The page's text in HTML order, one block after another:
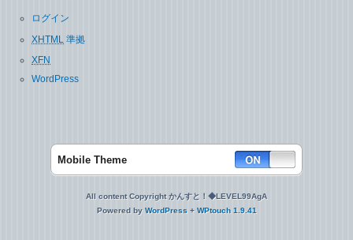
ログイン
XHTML 準拠
XFN
WordPress
Mobile Theme
All content Copyright かんすと！◆LEVEL99AgA
Powered by WordPress+ WPtouch 1.9.41